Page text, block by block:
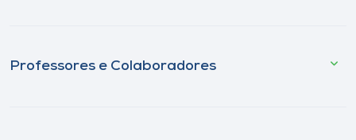
Professores e Colaboradores